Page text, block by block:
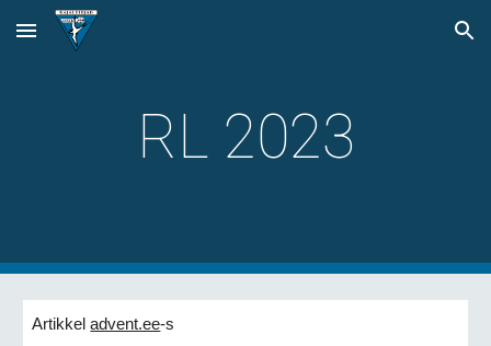
Skip to main content Skip to navigation
RL 2023
Artikkeladvent.ee-s